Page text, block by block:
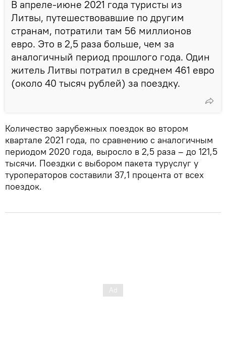
В апреле-июне 2021 года туристы из
Литвы, путешествовавшие по другим
странам, потратили там 56 миллионов
евро. Это в 2,5 раза больше, чем за
аналогичный период прошлого года. Один
житель Литвы потратил в среднем 461 евро
(около 40 тысяч рублей) за поездку.
Количество зарубежных поездок во втором
квартале 2021 года, по сравнению с аналогичным
периодом 2020 года, выросло в 2,5 раза – до 121,5
тысячи. Поездки с выбором пакета туруслуг у
туроператоров составили 37,1 процента от всех
поездок.